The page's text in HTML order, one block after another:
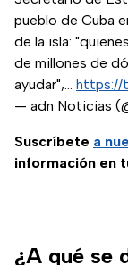
pueblo de Cuba
de la isla:
de millones de
ayudar",… https://
— adn Noticias
Suscríbete a
información en
¿A qué se